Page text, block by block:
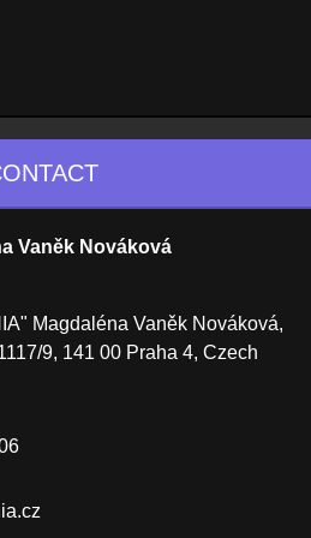
Vaněk Nováková
Magdaléna Vaněk Nováková,
9, 141 00 Praha 4, Czech
z